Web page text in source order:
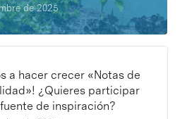
de 2025
a hacer crecer «Notas de
¿Quieres participar
de inspiración?